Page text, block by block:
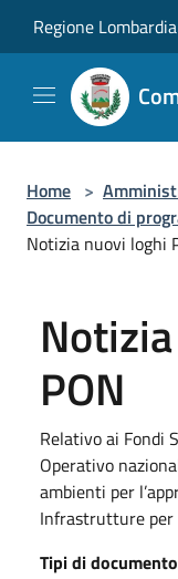
Regione Lombardia
Home >
Documento di
Notizia nuovi loghi
PON
Relativo ai Fondi
Operativo
ambienti per
Infrastrutture per
Tipi di documento